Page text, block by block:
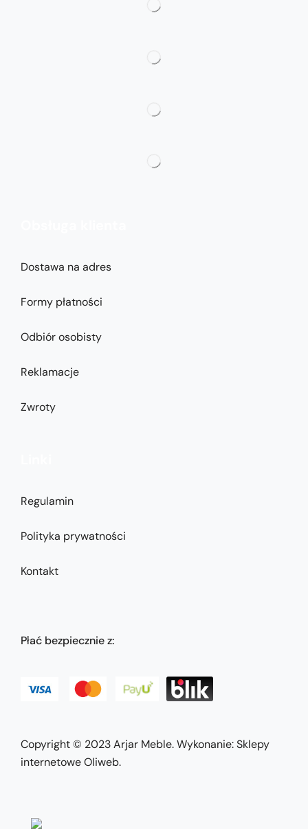
Dostawa na adres
Formy płatności
Odbiór osobisty
Reklamacje
Zwroty
Regulamin
Polityka prywatności
Kontakt
Płać bezpiecznie z:
Copyright © 2023Arjar Meble. Wykonanie:Sklepy
internetowe Oliweb.